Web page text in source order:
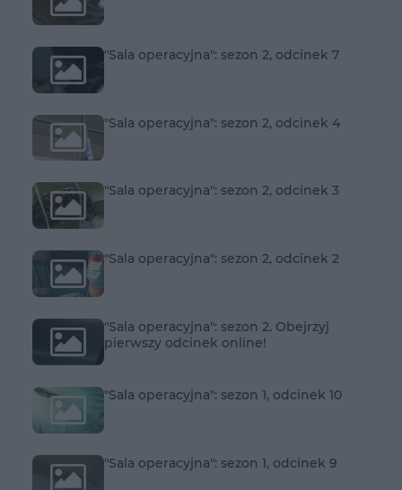
"Sala operacyjna": sezon 2, odcinek 7
"Sala operacyjna": sezon 2, odcinek 4
"Sala operacyjna": sezon 2, odcinek 3
"Sala operacyjna": sezon 2, odcinek 2
"Sala operacyjna": sezon 2. Obejrzyj
pierwszy odcinek online!
"Sala operacyjna": sezon 1, odcinek 10
"Sala operacyjna": sezon 1, odcinek 9